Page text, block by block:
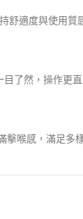
舒適度與使用質
了然，操作更直
喉感，滿足多